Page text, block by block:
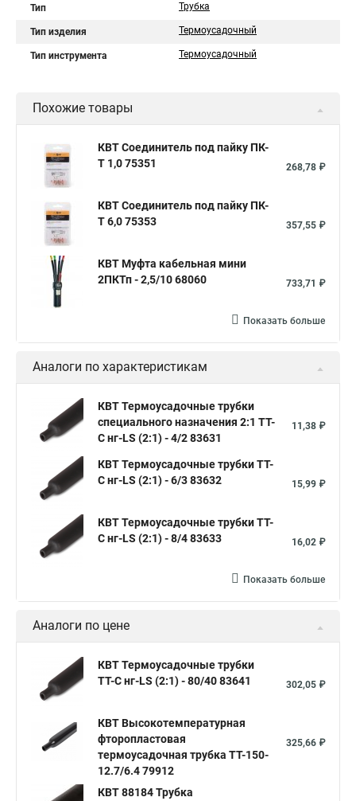
Тип Трубка
Тип изделия Термоусадочный
Тип инструмента Термоусадочный
Похожие товары
КВТ Соединитель под пайку ПК-
Т 1,0 75351
268,78 ₽
КВТ Соединитель под пайку ПК-
Т 6,0 75353
357,55 ₽
КВТ Муфта кабельная мини
2ПКТп - 2,5/10 68060
733,71 ₽
Показать больше
Аналоги по характеристикам
КВТ Термоусадочные трубки
специального назначения 2:1 ТТ-
С нг-LS (2:1) - 4/2 83631
11,38 ₽
КВТ Термоусадочные трубки ТТ-
С нг-LS (2:1) - 6/3 83632
15,99 ₽
КВТ Термоусадочные трубки ТТ-
С нг-LS (2:1) - 8/4 83633
16,02 ₽
Показать больше
Аналоги по цене
КВТ Термоусадочные трубки
ТТ-С нг-LS (2:1) - 80/40 83641
302,05 ₽
КВТ Высокотемпературная
фторопластовая
термоусадочная трубка ТТ-150-
12.7/6.4 79912
325,66 ₽
КВТ 88184 Трубка